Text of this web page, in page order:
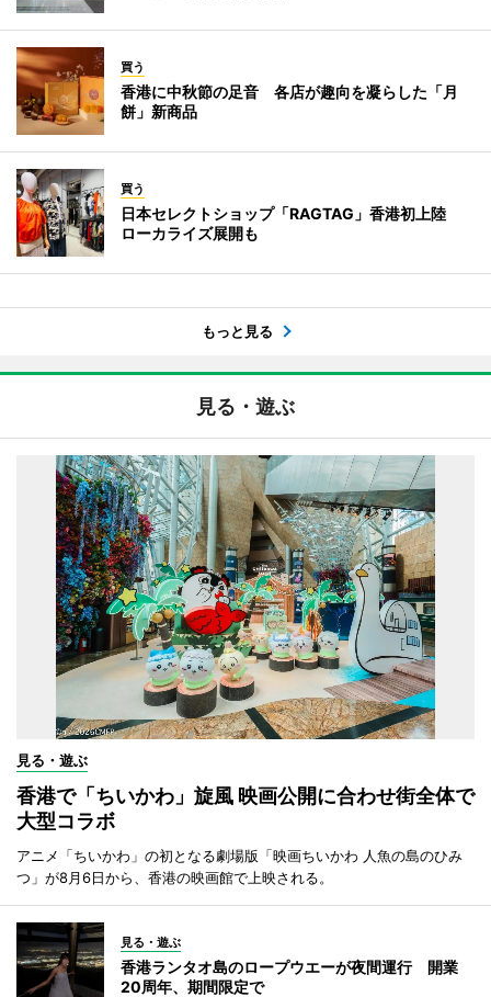
買う
香港に中秋節の足音 各店が趣向を凝らした「月
餅」新商品
買う
日本セレクトショップ「RAGTAG」香港初上陸
ローカライズ展開も
もっと見る
見る・遊ぶ
見る・遊ぶ
香港で「ちいかわ」旋風 映画公開に合わせ街全体で
大型コラボ
アニメ「ちいかわ」の初となる劇場版「映画ちいかわ 人魚の島のひみ
つ」が8月6日から、香港の映画館で上映される。
見る・遊ぶ
香港ランタオ島のロープウエーが夜間運行 開業
20周年、期間限定で